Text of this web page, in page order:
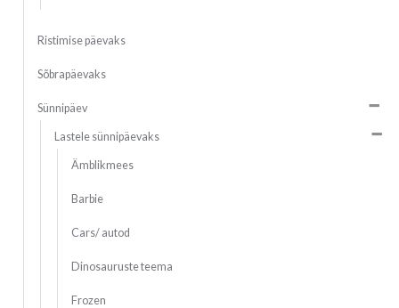
Ristimise päevaks
Sõbrapäevaks
Sünnipäev
Lastele sünnipäevaks
Ämblikmees
Barbie
Cars/ autod
Dinosauruste teema
Frozen